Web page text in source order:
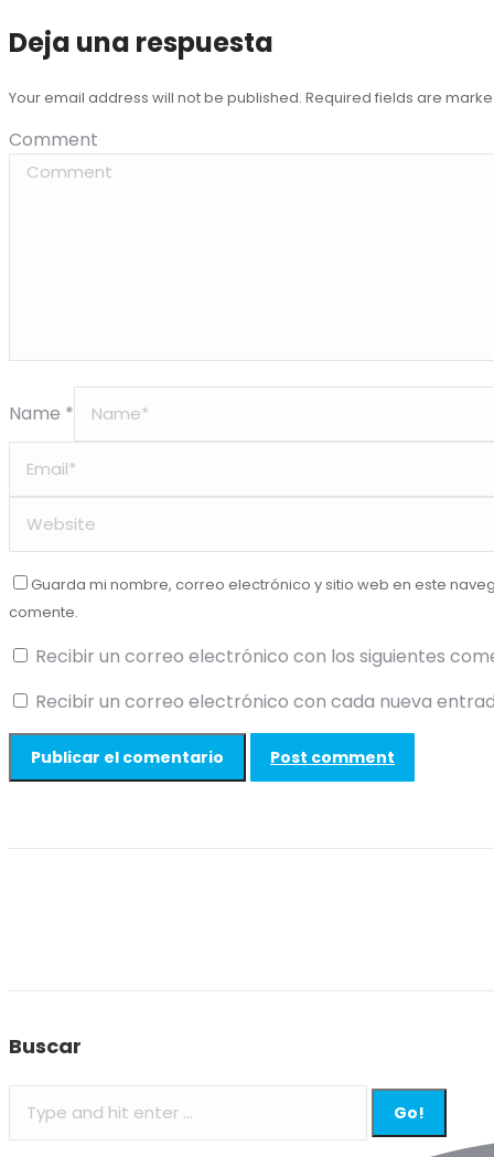
Deja una respuesta
Your email address will not be published. Required fields are
Comment
Name *
Guarda mi nombre, correo electrónico y sitio web en este
comente.
Recibir un correo electrónico con los siguientes
Recibir un correo electrónico con cada nueva
Post comment
Buscar